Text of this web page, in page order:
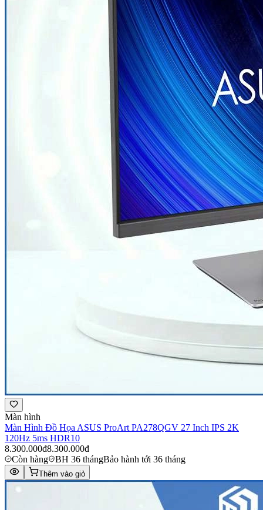
Màn hình
Màn Hình Đồ Họa ASUS ProArt PA278QGV 27 Inch IPS 2K
120Hz 5ms HDR10
8.300.000đ8.300.000đ
Còn hàng
BH 36 thángBảo hành tới 36 tháng
Thêm vào giỏ